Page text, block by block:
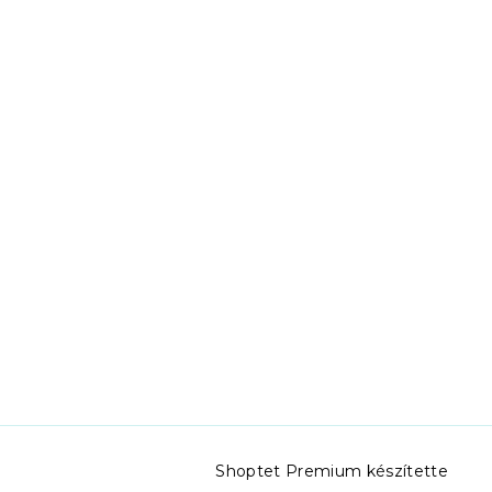
Shoptet Premium készítette